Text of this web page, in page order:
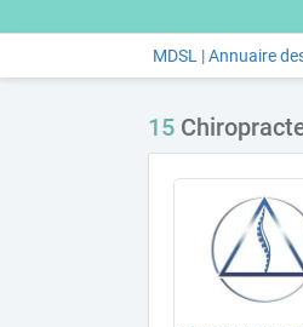
MDSL | Annuaire
15